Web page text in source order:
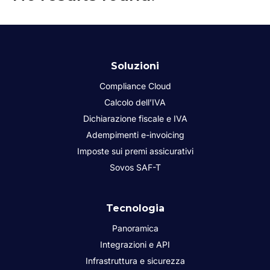
Soluzioni
Compliance Cloud
Calcolo dell’IVA
Dichiarazione fiscale e IVA
Adempimenti e-invoicing
Imposte sui premi assicurativi
Sovos SAF-T
Tecnologia
Panoramica
Integrazioni e API
Infrastruttura e sicurezza